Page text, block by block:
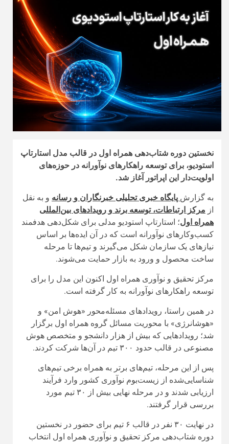
نخستین دوره شتاب‌دهی همراه اول در قالب مدل استارتاپ
استودیو، برای توسعه راهکارهای نوآورانه در حوزه‌های
اولویت‌دار این اپراتور آغاز شد.
به گزارش پایگاه خبری تحلیلی خبرنگاران و رسانه و به نقل
از مرکز ارتباطات، توسعه برند و رویدادهای بین‌المللی
همراه اول؛ استارتاپ استودیو مدلی برای شکل‌دهی هدفمند
کسب‌وکارهای نوآورانه است که در آن ایده‌ها بر اساس
نیازهای یک سازمان شکل می‌گیرند و تیم‌ها تا مرحله
ساخت محصول و ورود به بازار حمایت می‌شوند.
مرکز تحقیق و نوآوری همراه اول اکنون این مدل را برای
توسعه راهکارهای نوآورانه به کار گرفته است.
در همین راستا، رویدادهای مسئله‌محور «هوش امن» و
«هوشانرژی» با محوریت مسائل گروه همراه اول برگزار
شد؛ رویدادهایی که بیش از هزار دانشجو و متخصص هوش
مصنوعی در قالب حدود ۳۰۰ تیم در آن‌ها شرکت کردند.
پس از این مرحله، تیم‌های برتر به همراه برخی تیم‌های
شناسایی‌شده از زیست‌بوم نوآوری کشور وارد فرآیند
ارزیابی شدند و در مرحله نهایی بیش از ۳۰ تیم مورد
بررسی قرار گرفتند.
در نهایت ۳۰ نفر در قالب ۶ تیم برای حضور در نخستین
دوره شتاب‌دهی مرکز تحقیق و نوآوری همراه اول انتخاب